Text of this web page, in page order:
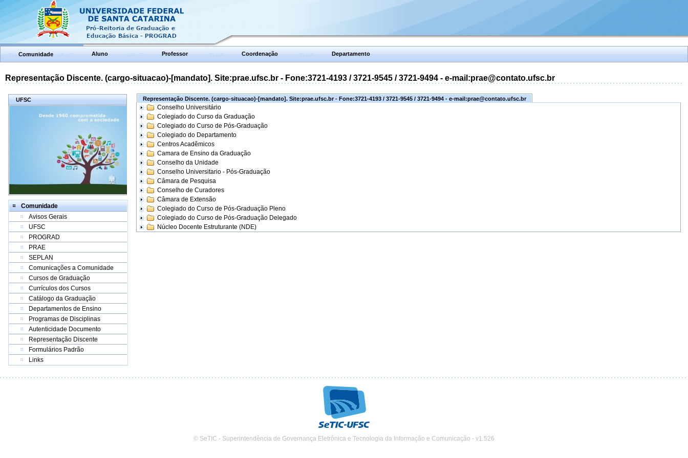
Comunidade Aluno Professor Coordenação Departamento
Representação Discente. (cargo-situacao)-[mandato]. Site:prae.ufsc.br - Fone:3721-4193 / 3721-9545 / 3721-9494 - e-mail:prae@contato.ufsc.br
UFSC
Comunidade
Avisos Gerais
UFSC
PROGRAD
PRAE
SEPLAN
Comunicações a Comunidade
Cursos de Graduação
Currículos dos Cursos
Catálogo da Graduação
Departamentos de Ensino
Programas de Disciplinas
Autenticidade Documento
Representação Discente
Formulários Padrão
Links
Representação Discente. (cargo-situacao)-[mandato]. Site:prae.ufsc.br - Fone:3721-4193 / 3721-9545 / 3721-9494 - e-mail:prae@contato.ufsc.br
Conselho Universitário
Colegiado do Curso da Graduação
Colegiado do Curso de Pós-Graduação
Colegiado do Departamento
Centros Acadêmicos
Camara de Ensino da Graduação
Conselho da Unidade
Conselho Universitario - Pós-Graduação
Câmara de Pesquisa
Conselho de Curadores
Câmara de Extensão
Colegiado do Curso de Pós-Graduação Pleno
Colegiado do Curso de Pós-Graduação Delegado
Núcleo Docente Estruturante (NDE)
© SeTIC - Superintendência de Governança Eletrônica e Tecnologia da Informação e Comunicação - v1.526